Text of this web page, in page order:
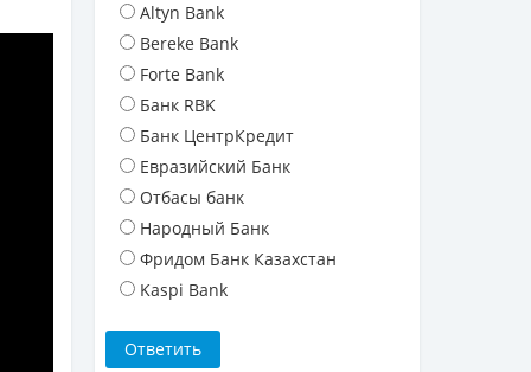
Altyn Bank
Bereke Bank
Forte Bank
Банк RBK
Банк ЦентрКредит
Евразийский Банк
Отбасы банк
Народный Банк
Фридом Банк Казахстан
Kaspi Bank